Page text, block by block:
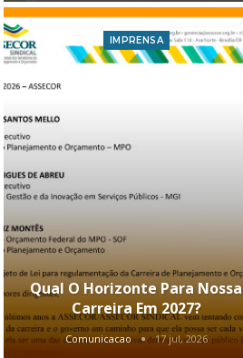
IMPRENSA
Qual O Horizonte Para Nossa
Carreira Em 2027?
Comunicacao 17 jul, 2026